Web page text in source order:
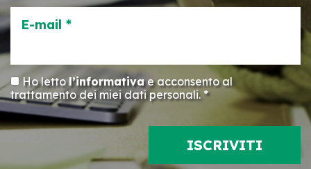
E-mail *
Ho lettol’informativae acconsento al
trattamento dei miei dati personali. *